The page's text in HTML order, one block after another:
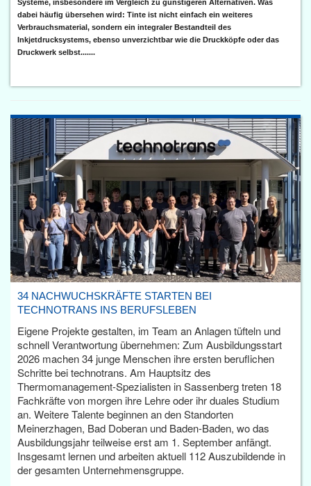
Systeme, insbesondere im Vergleich zu günstigeren Alternativen. Was
dabei häufig übersehen wird: Tinte ist nicht einfach ein weiteres
Verbrauchsmaterial, sondern ein integraler Bestandteil des
Inkjetdrucksystems, ebenso unverzichtbar wie die Druckköpfe oder das
Druckwerk selbst.......
34 NACHWUCHSKRÄFTE STARTEN BEI
TECHNOTRANS INS BERUFSLEBEN
Eigene Projekte gestalten, im Team an Anlagen tüfteln und
schnell Verantwortung übernehmen: Zum Ausbildungsstart
2026 machen 34 junge Menschen ihre ersten beruflichen
Schritte bei technotrans. Am Hauptsitz des
Thermomanagement-Spezialisten in Sassenberg treten 18
Fachkräfte von morgen ihre Lehre oder ihr duales Studium
an. Weitere Talente beginnen an den Standorten
Meinerzhagen, Bad Doberan und Baden-Baden, wo das
Ausbildungsjahr teilweise erst am 1. September anfängt.
Insgesamt lernen und arbeiten aktuell 112 Auszubildende in
der gesamten Unternehmensgruppe.